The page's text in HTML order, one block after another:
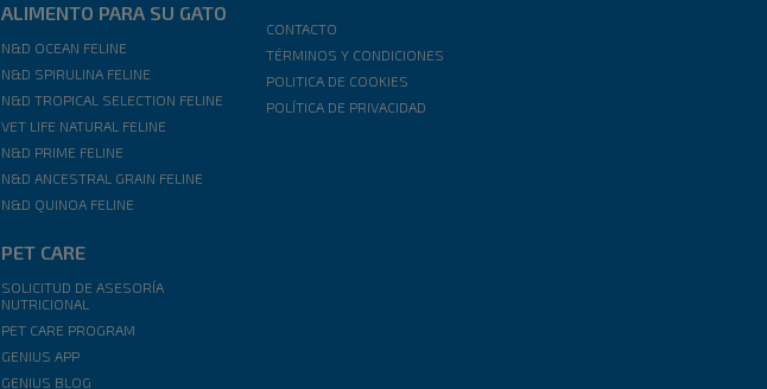
ALIMENTO PARA SU GATO
N&D OCEAN FELINE
N&D SPIRULINA FELINE
N&D TROPICAL SELECTION FELINE
VET LIFE NATURAL FELINE
N&D PRIME FELINE
N&D ANCESTRAL GRAIN FELINE
N&D QUINOA FELINE
PET CARE
SOLICITUD DE ASESORÍA
NUTRICIONAL
PET CARE PROGRAM
GENIUS APP
GENIUS BLOG
CONTACTO
TÉRMINOS Y CONDICIONES
POLITICA DE COOKIES
POLÍTICA DE PRIVACIDAD